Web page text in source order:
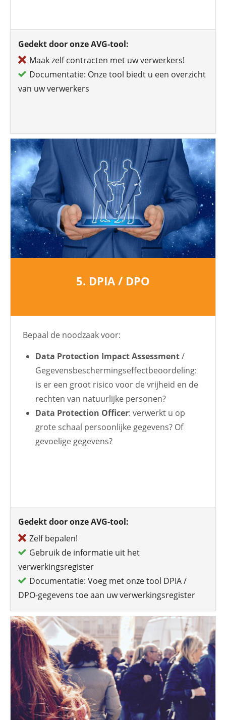
Gedekt door onze AVG-tool:
Maak zelf contracten met uw verwerkers!
Documentatie: Onze tool biedt u een overzicht
van uw verwerkers
5. DPIA / DPO
Bepaal de noodzaak voor:
Data Protection Impact Assessment/
Gegevensbeschermingseffectbeoordeling:
is er een groot risico voor de vrijheid en de
rechten van natuurlijke personen?
Data Protection Officer: verwerkt u op
grote schaal persoonlijke gegevens? Of
gevoelige gegevens?
Gedekt door onze AVG-tool:
Zelf bepalen!
Gebruik de informatie uit het
verwerkingsregister
Documentatie: Voeg met onze tool DPIA /
DPO-gegevens toe aan uw verwerkingsregister